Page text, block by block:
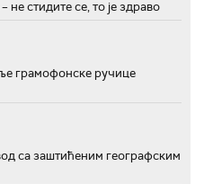
не стидите се, то је здраво
грамофонске ручице
са заштићеним географским